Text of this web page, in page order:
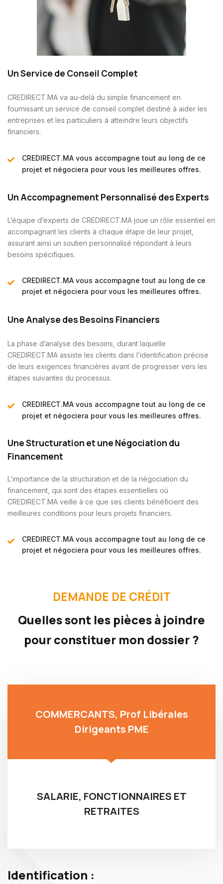
Un Service de Conseil Complet
CREDIRECT.MA va au-delà du simple financement en
fournissant un service de conseil complet destiné à aider les
entreprises et les particuliers à atteindre leurs objectifs
financiers.
CREDIRECT.MA vous accompagne tout au long de ce
projet et négociera pour vous les meilleures offres.
Un Accompagnement Personnalisé des Experts
L’équipe d’experts de CREDIRECT.MA joue un rôle essentiel en
accompagnant les clients à chaque étape de leur projet,
assurant ainsi un soutien personnalisé répondant à leurs
besoins spécifiques.
CREDIRECT.MA vous accompagne tout au long de ce
projet et négociera pour vous les meilleures offres.
Une Analyse des Besoins Financiers
La phase d’analyse des besoins, durant laquelle
CREDIRECT.MA assiste les clients dans l’identification précise
de leurs exigences financières avant de progresser vers les
étapes suivantes du processus.
CREDIRECT.MA vous accompagne tout au long de ce
projet et négociera pour vous les meilleures offres.
Une Structuration et une Négociation du
Financement
L’importance de la structuration et de la négociation du
financement, qui sont des étapes essentielles où
CREDIRECT.MA veille à ce que ses clients bénéficient des
meilleures conditions pour leurs projets financiers.
CREDIRECT.MA vous accompagne tout au long de ce
projet et négociera pour vous les meilleures offres.
DEMANDE DE CRÉDIT
Quelles sont les pièces à joindre
pour constituer mon dossier ?
COMMERCANTS, Prof Libérales
Dirigeants PME
SALARIE, FONCTIONNAIRES ET
RETRAITES
Identification :